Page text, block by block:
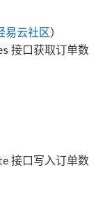
易云社区）
接口获取订单数
接口写入订单数